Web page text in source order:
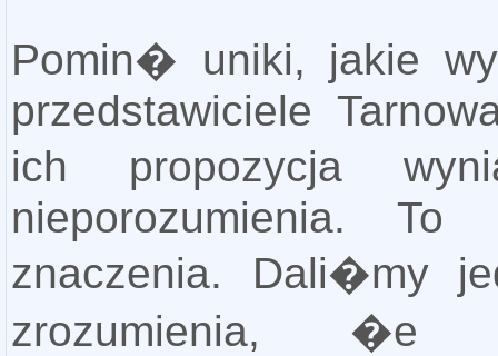
Pomin� uniki, jakie
przedstawiciele
ich propozycja
nieporozumienia.
znaczenia. Dali�my
zrozumienia, �e